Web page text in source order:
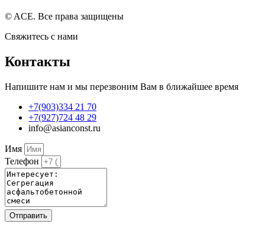
© ACE. Все права защищены
Свяжитесь с нами
Контакты
Напишите нам и мы перезвоним Вам в ближайшее время
+7(903)334 21 70
+7(927)724 48 29
info@asianconst.ru
Имя
Телефон
Отправить